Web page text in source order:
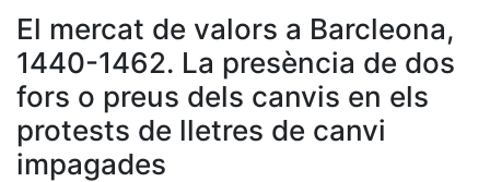
El mercat de valors a Barcleona,
1440-1462. La presència de dos
fors o preus dels canvis en els
protests de lletres de canvi
impagades